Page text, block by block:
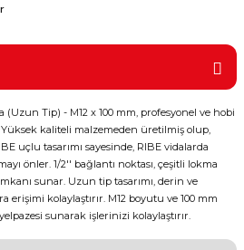
(Uzun Tip) - M12 x 100 mm, profesyonel ve hobi
kaliteli malzemeden üretilmiş olup,
uçlu tasarımı sayesinde, RIBE vidalarda
önler. 1/2'' bağlantı noktası, çeşitli lokma
sunar. Uzun tip tasarımı, derin ve
erişimi kolaylaştırır. M12 boyutu ve 100 mm
sunarak işlerinizi kolaylaştırır.